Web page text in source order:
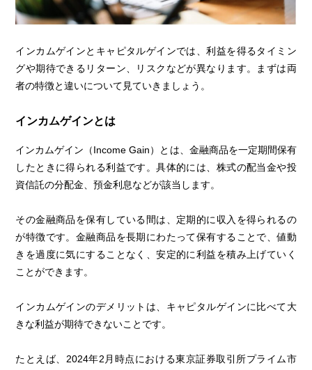
インカムゲインとキャピタルゲインでは、利益を得るタイミン
グや期待できるリターン、リスクなどが異なります。まずは両
者の特徴と違いについて見ていきましょう。
インカムゲインとは
インカムゲイン（Income Gain）とは、金融商品を一定期間保有
したときに得られる利益です。具体的には、株式の配当金や投
資信託の分配金、預金利息などが該当します。
その金融商品を保有している間は、定期的に収入を得られるの
が特徴です。金融商品を長期にわたって保有することで、値動
きを過度に気にすることなく、安定的に利益を積み上げていく
ことができます。
インカムゲインのデメリットは、キャピタルゲインに比べて大
きな利益が期待できないことです。
たとえば、2024年2月時点における東京証券取引所プライム市